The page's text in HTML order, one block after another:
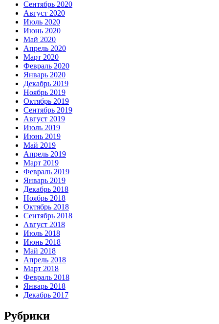
Сентябрь 2020
Август 2020
Июль 2020
Июнь 2020
Май 2020
Апрель 2020
Март 2020
Февраль 2020
Январь 2020
Декабрь 2019
Ноябрь 2019
Октябрь 2019
Сентябрь 2019
Август 2019
Июль 2019
Июнь 2019
Май 2019
Апрель 2019
Март 2019
Февраль 2019
Январь 2019
Декабрь 2018
Ноябрь 2018
Октябрь 2018
Сентябрь 2018
Август 2018
Июль 2018
Июнь 2018
Май 2018
Апрель 2018
Март 2018
Февраль 2018
Январь 2018
Декабрь 2017
Рубрики